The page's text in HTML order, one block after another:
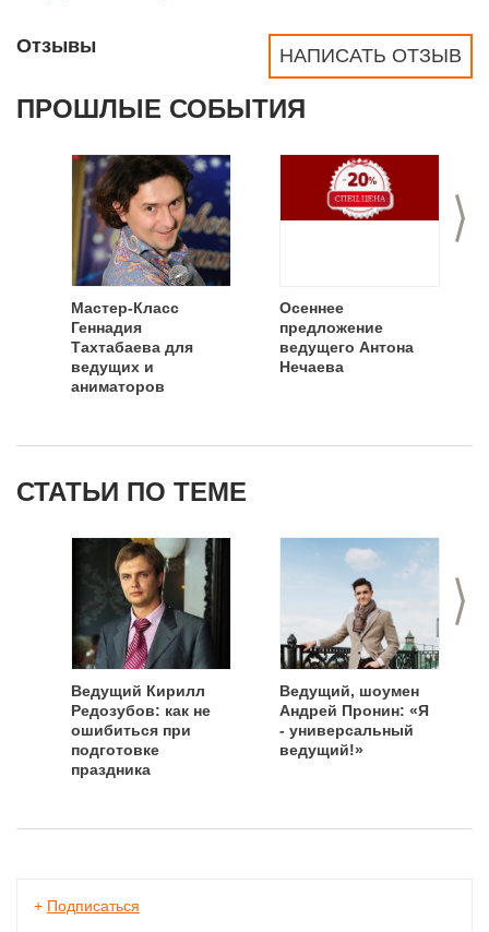
НАПИСАТЬ ОТЗЫВ
Отзывы
ПРОШЛЫЕ СОБЫТИЯ
>
Мастер-Класс
Геннадия
Тахтабаева для
ведущих и
аниматоров
Осеннее
предложение
ведущего Антона
Нечаева
СТАТЬИ ПО ТЕМЕ
>
Ведущий Кирилл
Редозубов: как не
ошибиться при
подготовке
праздника
Ведущий, шоумен
Андрей Пронин: «Я
- универсальный
ведущий!»
+ Подписаться